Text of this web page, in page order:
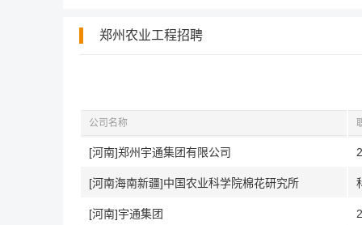
郑州农业工程招聘
公司名称
[河南]郑州宇通集团有限公司
[河南海南新疆]中国农业科学院棉花研究所
[河南]宇通集团